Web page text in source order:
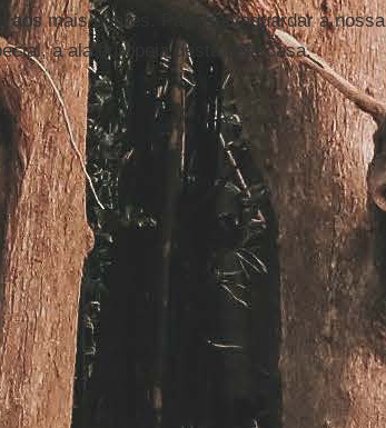
aos mais pobres. Para salvaguardar a nossa
a ala europeia desta bela casa.